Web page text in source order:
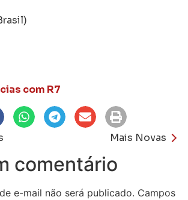
com R7
Mais Novas
comentário
e-mail não será publicado. Campos